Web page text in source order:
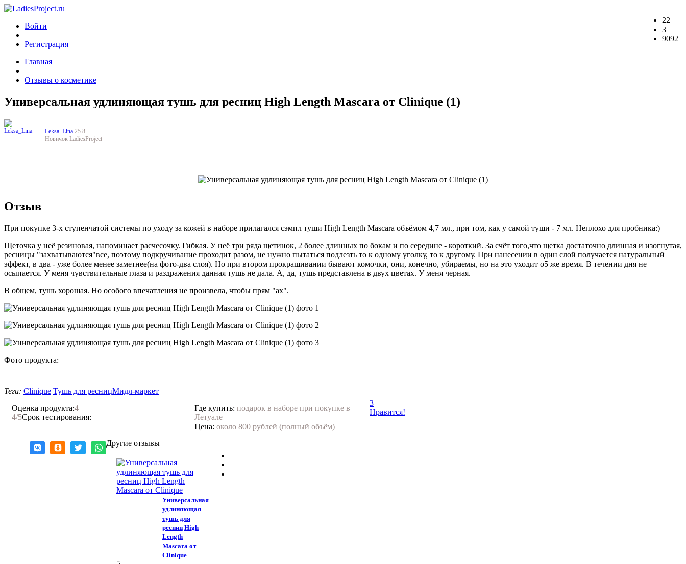
Войти
Регистрация
Главная
—
Отзывы о косметике
Универсальная удлиняющая тушь для ресниц High Length Mascara от Clinique (1)
Leksa_Lina 25.8
Новичок LadiesProject
22
3
9092
Отзыв
При покупке 3-х ступенчатой системы по уходу за кожей в наборе прилагался сэмпл туши High Length Mascara объёмом 4,7 мл., при том, как у самой туши - 7 мл. Неплохо для пробника:)
Щеточка у неё резиновая, напоминает расчесочку. Гибкая. У неё три ряда щетинок, 2 более длинных по бокам и по середине - короткий. За счёт того,что щетка достаточно длинная и изогнутая,
ресницы "захватываются"все, поэтому подкручивание проходит разом, не нужно пытаться подлезть то к одному уголку, то к другому. При нанесении в один слой получается натуральный
эффект, в два - уже более менее заметнее(на фото-два слоя). Но при втором прокрашивании бывают комочки, они, конечно, убираемы, но на это уходит о5 же время. В течении дня не
осыпается. У меня чувствительные глаза и раздражения данная тушь не дала. А, да, тушь представлена в двух цветах. У меня черная.
В общем, тушь хорошая. Но особого впечатления не произвела, чтобы прям "ах".
Фото продукта:
Теги: Clinique Тушь для ресницМидл-маркет
Оценка продукта:4
4/5Срок тестирования:
Где купить: подарок в наборе при покупке в
Летуале
Цена: около 800 рублей (полный объём)
3
Нравится!
Другие отзывы
Универсальная
удлиняющая
тушь для
ресниц High
Length
Mascara от
Clinique